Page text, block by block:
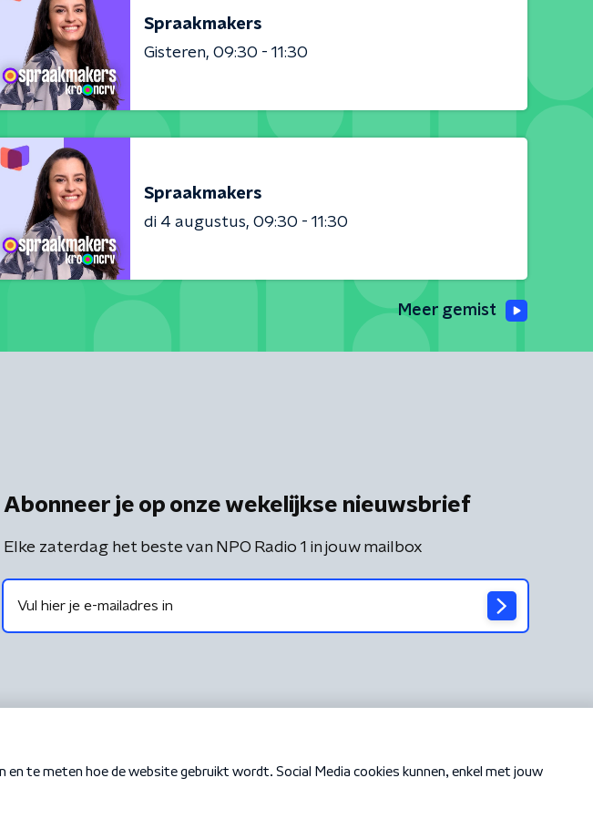
Spraakmakers
Gisteren 09:30 - 11:30
Spraakmakers
di 4 augustus 09:30 - 11:30
Meer gemist
Abonneer je op onze wekelijkse nieuwsbrief
Elke zaterdag het beste van NPO Radio 1 in jouw mailbox